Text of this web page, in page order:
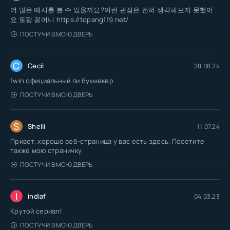
더 많은 예시를 볼 수 있을까요?이런 관점은 전혀 생각해보지 못했어
요 토팡 꽁머니 https://topang119.net/
ПОСТУЧИ В МОЮ ДВЕРЬ
C Cecil 28.08.24
1win официальный ли букмекер
ПОСТУЧИ В МОЮ ДВЕРЬ
S Shelli 11.07.24
Привет, хорошо веб-страница у вас есть здесь. Посетите
также мою страничку
ПОСТУЧИ В МОЮ ДВЕРЬ
I indiaf 04.03.23
Крутой сериал!
ПОСТУЧИ В МОЮ ДВЕРЬ